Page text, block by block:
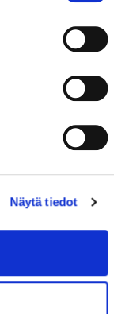
Näytä tiedot